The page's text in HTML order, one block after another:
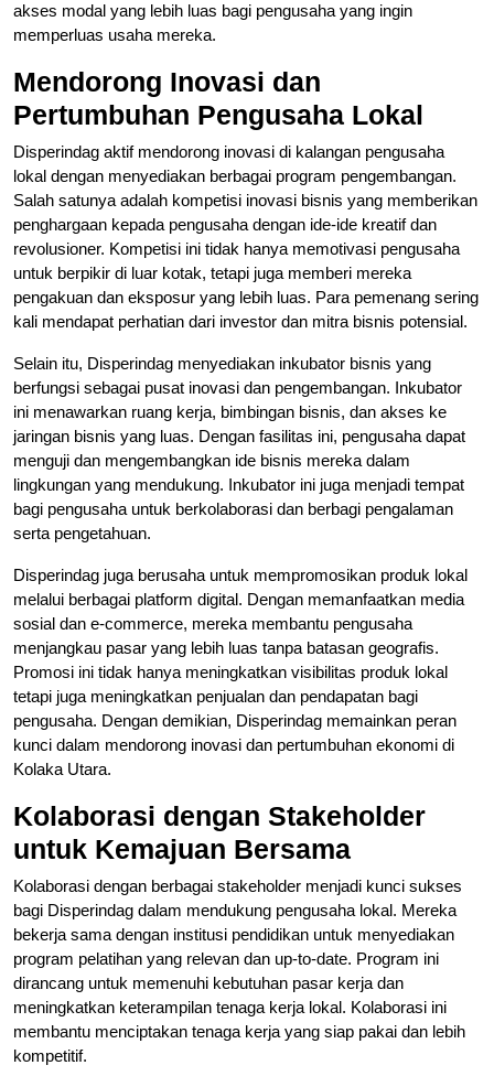
akses modal yang lebih luas bagi pengusaha yang ingin
memperluas usaha mereka.
Mendorong Inovasi dan
Pertumbuhan Pengusaha Lokal
Disperindag aktif mendorong inovasi di kalangan pengusaha
lokal dengan menyediakan berbagai program pengembangan.
Salah satunya adalah kompetisi inovasi bisnis yang memberikan
penghargaan kepada pengusaha dengan ide-ide kreatif dan
revolusioner. Kompetisi ini tidak hanya memotivasi pengusaha
untuk berpikir di luar kotak, tetapi juga memberi mereka
pengakuan dan eksposur yang lebih luas. Para pemenang sering
kali mendapat perhatian dari investor dan mitra bisnis potensial.
Selain itu, Disperindag menyediakan inkubator bisnis yang
berfungsi sebagai pusat inovasi dan pengembangan. Inkubator
ini menawarkan ruang kerja, bimbingan bisnis, dan akses ke
jaringan bisnis yang luas. Dengan fasilitas ini, pengusaha dapat
menguji dan mengembangkan ide bisnis mereka dalam
lingkungan yang mendukung. Inkubator ini juga menjadi tempat
bagi pengusaha untuk berkolaborasi dan berbagi pengalaman
serta pengetahuan.
Disperindag juga berusaha untuk mempromosikan produk lokal
melalui berbagai platform digital. Dengan memanfaatkan media
sosial dan e-commerce, mereka membantu pengusaha
menjangkau pasar yang lebih luas tanpa batasan geografis.
Promosi ini tidak hanya meningkatkan visibilitas produk lokal
tetapi juga meningkatkan penjualan dan pendapatan bagi
pengusaha. Dengan demikian, Disperindag memainkan peran
kunci dalam mendorong inovasi dan pertumbuhan ekonomi di
Kolaka Utara.
Kolaborasi dengan Stakeholder
untuk Kemajuan Bersama
Kolaborasi dengan berbagai stakeholder menjadi kunci sukses
bagi Disperindag dalam mendukung pengusaha lokal. Mereka
bekerja sama dengan institusi pendidikan untuk menyediakan
program pelatihan yang relevan dan up-to-date. Program ini
dirancang untuk memenuhi kebutuhan pasar kerja dan
meningkatkan keterampilan tenaga kerja lokal. Kolaborasi ini
membantu menciptakan tenaga kerja yang siap pakai dan lebih
kompetitif.